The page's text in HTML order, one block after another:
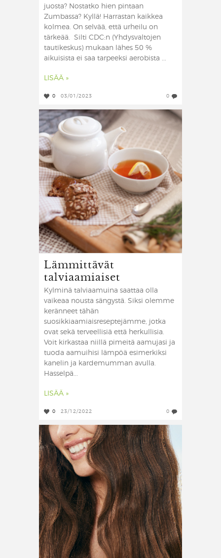
juosta? Nostatko hien pintaan
Zumbassa? Kyllä! Harrastan kaikkea
kolmea. On selvää, että urheilu on
tärkeää. Silti CDC:n (Yhdysvaltojen
tautikeskus) mukaan lähes 50 %
aikuisista ei saa tarpeeksi aerobista ...
LISÄÄ »
0 03/01/2023 0
Lämmittävät
talviaamiaiset
Kylminä talviaamuina saattaa olla
vaikeaa nousta sängystä. Siksi olemme
keränneet tähän
suosikkiaamiaisreseptejämme, jotka
ovat sekä terveellisiä että herkullisia.
Voit kirkastaa niillä pimeitä aamujasi ja
tuoda aamuihisi lämpöä esimerkiksi
kanelin ja kardemumman avulla.
Hasselpä...
LISÄÄ »
0 23/12/2022 0